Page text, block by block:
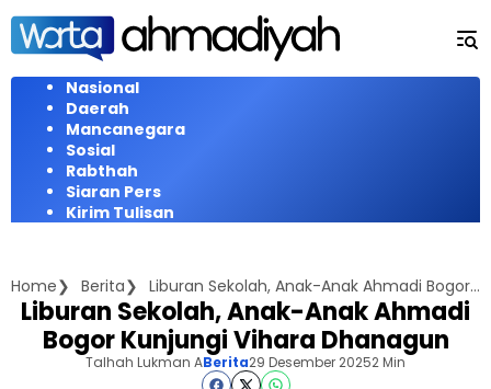
Langsung
konten
Nasional
Daerah
Mancanegara
Sosial
Rabthah
Siaran Pers
Kirim Tulisan
Home Berita Liburan Sekolah, Anak-Anak Ahmadi Bogor Kunjungi Vihara Dhanagun
Liburan Sekolah, Anak-Anak Ahmadi
Bogor Kunjungi Vihara Dhanagun
Talhah Lukman ABerita29 Desember 20252 Min